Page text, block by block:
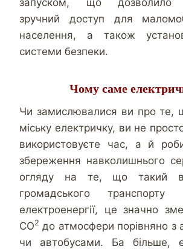
зручний доступ для
населення, а також
системи безпеки.
Чому саме
Чи замислювалися ви про те,
міську електричку, ви не
використовуєте час, а й
збереження навколишнього
огляду на те, що такий
громадського
електроенергії, це значно
CO2 до атмосфери порівняно з
чи автобусами. Ба більше,